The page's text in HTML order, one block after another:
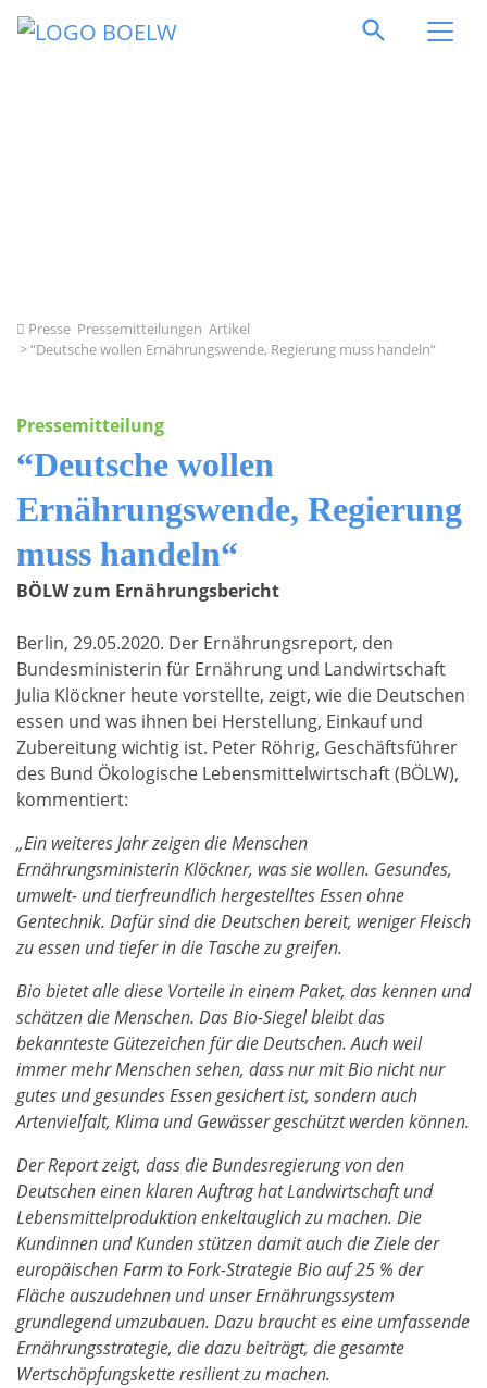
Presse Pressemitteilungen Artikel
> “Deutsche wollen Ernährungswende, Regierung muss handeln“
Pressemitteilung
“Deutsche wollen
Ernährungswende, Regierung
muss handeln“
BÖLW zum Ernährungsbericht
Berlin, 29.05.2020. Der Ernährungsreport, den
Bundesministerin für Ernährung und Landwirtschaft
Julia Klöckner heute vorstellte, zeigt, wie die Deutschen
essen und was ihnen bei Herstellung, Einkauf und
Zubereitung wichtig ist. Peter Röhrig, Geschäftsführer
des Bund Ökologische Lebensmittelwirtschaft (BÖLW),
kommentiert:
„Ein weiteres Jahr zeigen die Menschen
Ernährungsministerin Klöckner, was sie wollen. Gesundes,
umwelt- und tierfreundlich hergestelltes Essen ohne
Gentechnik. Dafür sind die Deutschen bereit, weniger Fleisch
zu essen und tiefer in die Tasche zu greifen.
Bio bietet alle diese Vorteile in einem Paket, das kennen und
schätzen die Menschen. Das Bio-Siegel bleibt das
bekannteste Gütezeichen für die Deutschen. Auch weil
immer mehr Menschen sehen, dass nur mit Bio nicht nur
gutes und gesundes Essen gesichert ist, sondern auch
Artenvielfalt, Klima und Gewässer geschützt werden können.
Der Report zeigt, dass die Bundesregierung von den
Deutschen einen klaren Auftrag hat Landwirtschaft und
Lebensmittelproduktion enkeltauglich zu machen. Die
Kundinnen und Kunden stützen damit auch die Ziele der
europäischen Farm to Fork-Strategie Bio auf 25 % der
Fläche auszudehnen und unser Ernährungssystem
grundlegend umzubauen. Dazu braucht es eine umfassende
Ernährungsstrategie, die dazu beiträgt, die gesamte
Wertschöpfungskette resilient zu machen.